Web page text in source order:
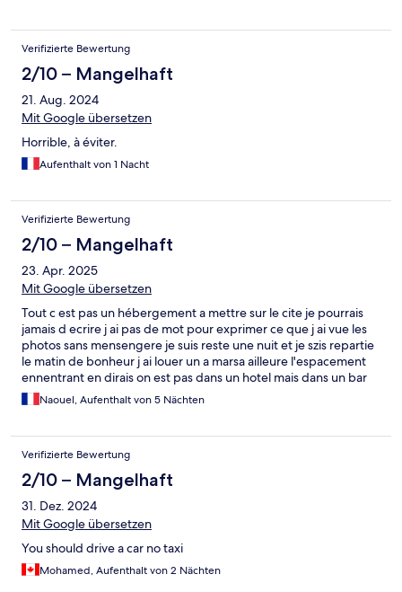
Verifizierte Bewertung
2/10 – Mangelhaft
21. Aug. 2024
Mit Google übersetzen
Horrible, à éviter.
Aufenthalt von 1 Nacht
Verifizierte Bewertung
2/10 – Mangelhaft
23. Apr. 2025
Mit Google übersetzen
Tout c est pas un hébergement a mettre sur le cite je pourrais
jamais d ecrire j ai pas de mot pour exprimer ce que j ai vue les
photos sans mensengere je suis reste une nuit et je szis repartie
le matin de bonheur j ai louer un a marsa ailleure l'espacement
ennentrant en dirais on est pas dans un hotel mais dans un bar
Naouel, Aufenthalt von 5 Nächten
Verifizierte Bewertung
2/10 – Mangelhaft
31. Dez. 2024
Mit Google übersetzen
You should drive a car no taxi
Mohamed, Aufenthalt von 2 Nächten